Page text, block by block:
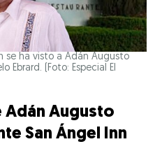
se ha visto a Adán Augusto
Ebrard. (Foto: Especial El
Adán Augusto
San Ángel Inn